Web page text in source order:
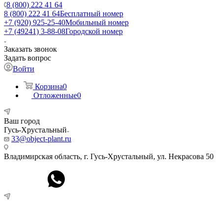
8 (800) 222 41 64
8 (800) 222 41 64Бесплатный номер
+7 (920) 925-25-40Мобильный номер
+7 (49241) 3-88-08Городской номер
Заказать звонок
Задать вопрос
Войти
Корзина0
Отложенные0
Ваш город
Гусь-Хрустальный
33@object-plant.ru
Владимирская область, г. Гусь-Хрустальный, ул. Некрасова 50